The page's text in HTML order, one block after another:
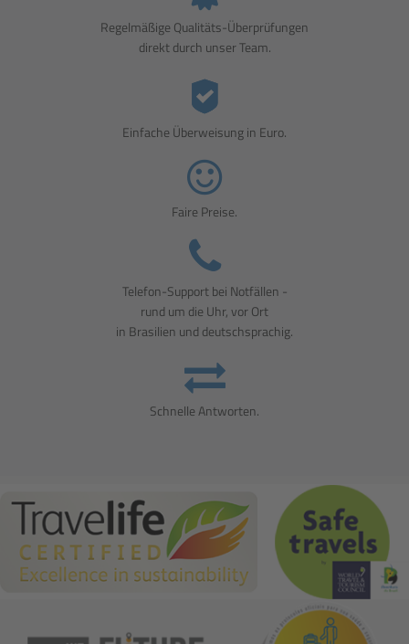
Regelmäßige Qualitäts-Überprüfungen
direkt durch unser Team.
Einfache Überweisung in Euro.
Faire Preise.
Telefon-Support bei Notfällen -
rund um die Uhr, vor Ort
in Brasilien und deutschsprachig.
Schnelle Antworten.